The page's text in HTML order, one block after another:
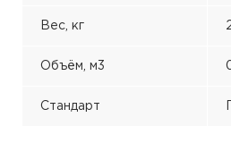
Вес, кг
Объём, м3
Стандарт